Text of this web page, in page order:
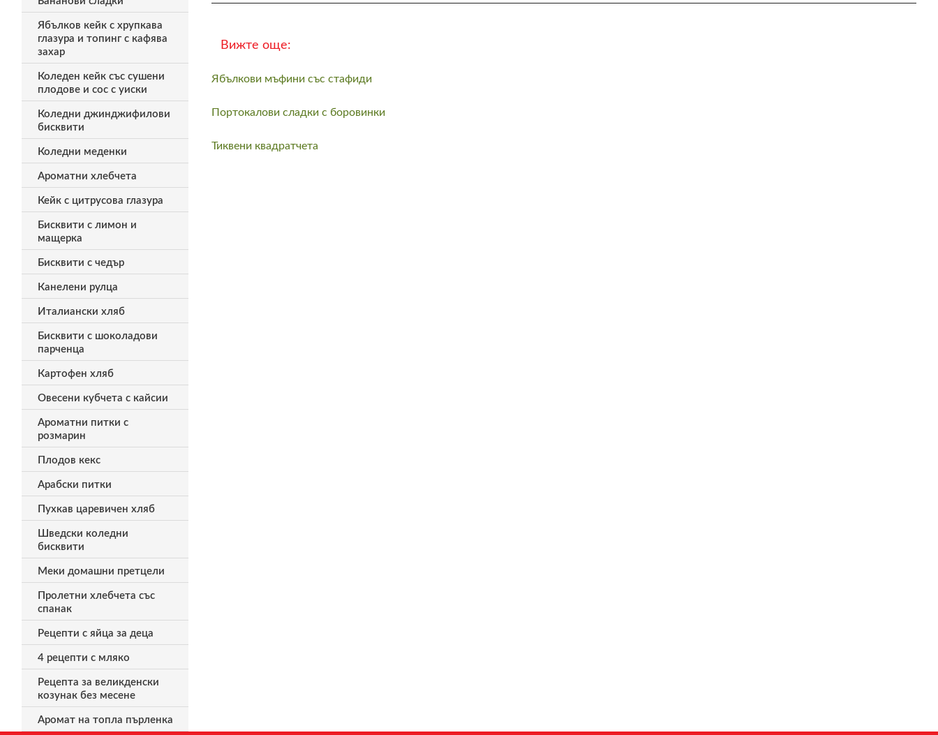
Ябълков кейк с хрупкава
глазура и топинг с кафява
захар
Коледен кейк със сушени
плодове и сос с уиски
Коледни джинджифилови
бисквити
Коледни меденки
Ароматни хлебчета
Кейк с цитрусова глазура
Бисквити с лимон и
мащерка
Бисквити с чедър
Канелени рулца
Италиански хляб
Бисквити с шоколадови
парченца
Картофен хляб
Овесени кубчета с кайсии
Ароматни питки с
розмарин
Плодов кекс
Арабски питки
Пухкав царевичен хляб
Шведски коледни
бисквити
Меки домашни претцели
Пролетни хлебчета със
спанак
Рецепти с яйца за деца
4 рецепти с мляко
Рецепта за великденски
козунак без месене
Аромат на топла пърленка
Вижте още:
Ябълкови мъфини със стафиди
Портокалови сладки с боровинки
Тиквени квадратчета